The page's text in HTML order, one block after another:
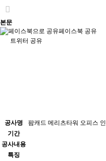
본문
페이스북 공유
트위터 공유
공사명
팜캐드 메리츠타워 오피스
기간
공사내용
특징